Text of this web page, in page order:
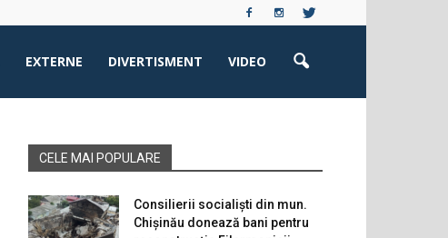
EXTERNE DIVERTISMENT VIDEO
CELE MAI POPULARE
Consilierii socialiști din mun.
Chișinău donează bani pentru